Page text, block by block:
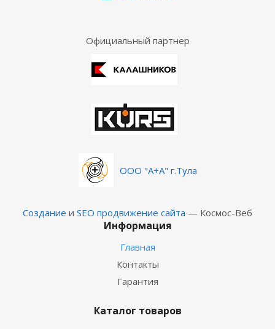
Официальный партнер
ООО "А+А" г.Тула
Создание и SEO продвижение сайта — Космос-Веб
Информация
Главная
Контакты
Гарантия
Каталог товаров